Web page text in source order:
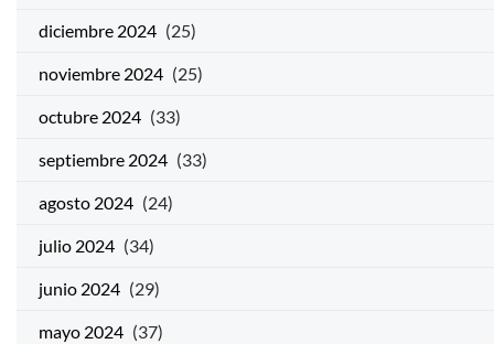
diciembre 2024 (25)
noviembre 2024 (25)
octubre 2024 (33)
septiembre 2024 (33)
agosto 2024 (24)
julio 2024 (34)
junio 2024 (29)
mayo 2024 (37)